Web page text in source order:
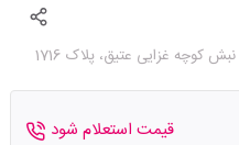
کوچه غزایی عتیق، پلاک 1716
قیمت استعلام شود